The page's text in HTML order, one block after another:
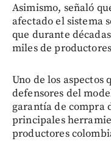
Asimismo, señaló
afectado el sistema
que durante
miles de
Uno de los aspectos
defensores del
garantía de compra
principales
productores